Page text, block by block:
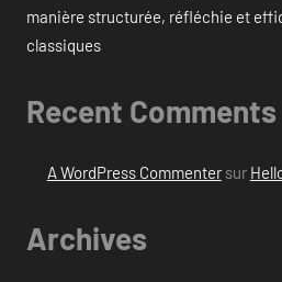
manière structurée, réfléchie et
classiques
Recent Comments
A WordPress Commentersur
Archives